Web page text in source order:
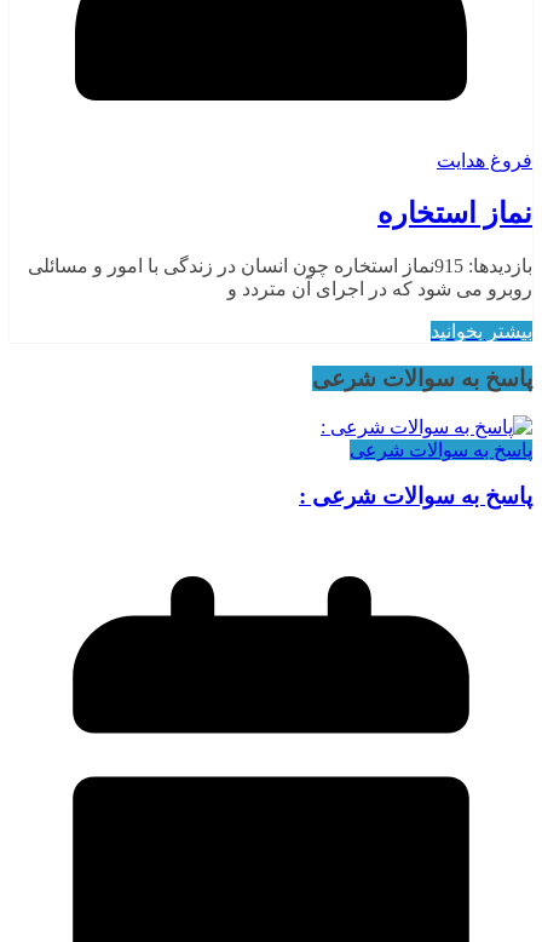
فروغ هدایت
نماز استخاره
بازدیدها: 915نماز استخاره چون انسان در زندگی با امور و مسائلی
روبرو می شود که در اجرای آن متردد و
بیشتر بخوانید
پاسخ به سوالات شرعی
پاسخ به سوالات شرعی
پاسخ به سوالات شرعی :